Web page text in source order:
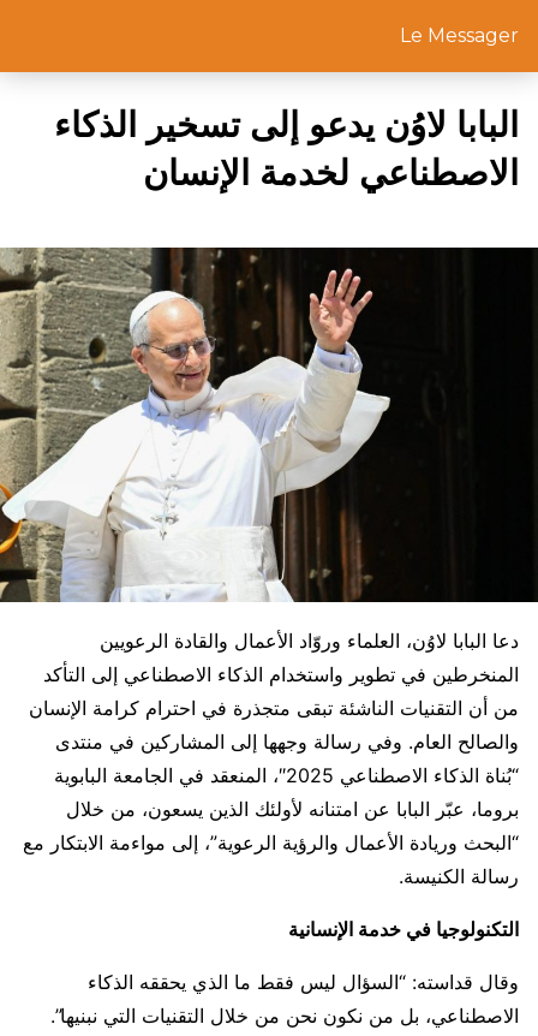
Le Messager
البابا لاوُن يدعو إلى تسخير الذكاء
الاصطناعي لخدمة الإنسان
دعا البابا لاوُن، العلماء وروّاد الأعمال والقادة الرعويين
المنخرطين في تطوير واستخدام الذكاء الاصطناعي إلى التأكد
من أن التقنيات الناشئة تبقى متجذرة في احترام كرامة الإنسان
والصالح العام. وفي رسالة وجهها إلى المشاركين في منتدى
“بُناة الذكاء الاصطناعي 2025″، المنعقد في الجامعة البابوية
بروما، عبّر البابا عن امتنانه لأولئك الذين يسعون، من خلال
“البحث وريادة الأعمال والرؤية الرعوية”، إلى مواءمة الابتكار مع
رسالة الكنيسة.
التكنولوجيا في خدمة الإنسانية
وقال قداسته: “السؤال ليس فقط ما الذي يحققه الذكاء
الاصطناعي، بل من نكون نحن من خلال التقنيات التي نبنيها”.